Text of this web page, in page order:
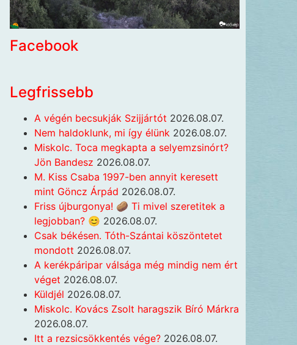
Facebook
Legfrissebb
A végén becsukják Szijjártót 2026.08.07.
Nem haldoklunk, mi így élünk 2026.08.07.
Miskolc. Toca megkapta a selyemzsinórt?
Jön Bandesz 2026.08.07.
M. Kiss Csaba 1997-ben annyit keresett
mint Göncz Árpád 2026.08.07.
Friss újburgonya! 🥔 Ti mivel szeretitek a
legjobban? 😊 2026.08.07.
Csak békésen. Tóth-Szántai köszöntetet
mondott 2026.08.07.
A kerékpáripar válsága még mindig nem ért
véget 2026.08.07.
Küldjél 2026.08.07.
Miskolc. Kovács Zsolt haragszik Bíró Márkra
2026.08.07.
Itt a rezsicsökkentés vége? 2026.08.07.